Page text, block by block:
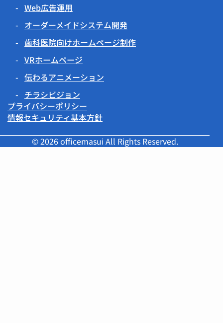
Web広告運用
オーダーメイドシステム開発
歯科医院向けホームページ制作
VRホームページ
伝わるアニメーション
チラシビジョン
プライバシーポリシー
情報セキュリティ基本方針
© 2026 officemasui All Rights Reserved.